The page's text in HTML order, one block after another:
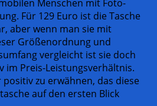
Menschen mit Foto-
Für 129 Euro ist die Tasche
aber wenn man sie mit
Größenordnung und
vergleicht ist sie doch
Preis-Leistungsverhältnis.
zu erwähnen, das diese
auf den ersten Blick